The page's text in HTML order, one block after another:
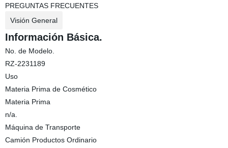
PREGUNTAS FRECUENTES
Visión General
Información Básica.
No. de Modelo.
RZ-2231189
Uso
Materia Prima de Cosmético
Materia Prima
n/a.
Máquina de Transporte
Camión Productos Ordinario